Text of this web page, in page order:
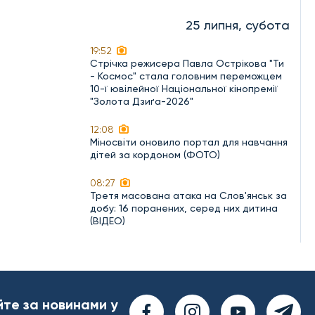
25 липня, субота
19:52
Стрічка режисера Павла Острікова "Ти
- Космос" стала головним переможцем
10-ї ювілейної Національної кінопремії
"Золота Дзиґа-2026"
12:08
Міносвіти оновило портал для навчання
дітей за кордоном (ФОТО)
08:27
Третя масована атака на Слов'янськ за
добу: 16 поранених, серед них дитина
(ВІДЕО)
за новинами у